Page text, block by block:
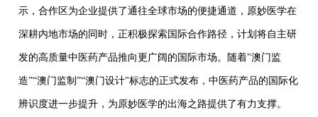
示，合作区为企业提供了通往全球市场的便捷通道，原妙医学在
深耕内地市场的同时，正积极探索国际合作路径，计划将自主研
发的高质量中医药产品推向更广阔的国际市场。随着"澳门监
造”“澳门监制”“澳门设计"标志的正式发布，中医药产品的国际化
辨识度进一步提升，为原妙医学的出海之路提供了有力支撑。